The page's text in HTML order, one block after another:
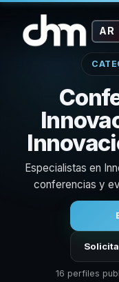
AR
Especialistas en
conferencias y
16 perfiles